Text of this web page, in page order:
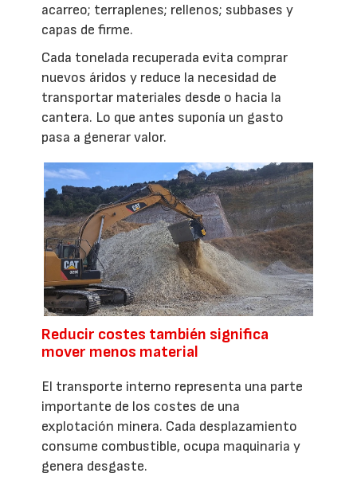
acarreo; terraplenes; rellenos; subbases y
capas de firme.
Cada tonelada recuperada evita comprar
nuevos áridos y reduce la necesidad de
transportar materiales desde o hacia la
cantera. Lo que antes suponía un gasto
pasa a generar valor.
Reducir costes también significa
mover menos material
El transporte interno representa una parte
importante de los costes de una
explotación minera. Cada desplazamiento
consume combustible, ocupa maquinaria y
genera desgaste.